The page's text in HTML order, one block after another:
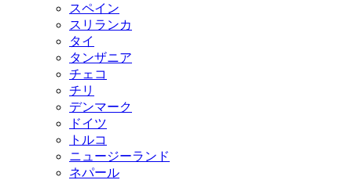
スペイン
スリランカ
タイ
タンザニア
チェコ
チリ
デンマーク
ドイツ
トルコ
ニュージーランド
ネパール